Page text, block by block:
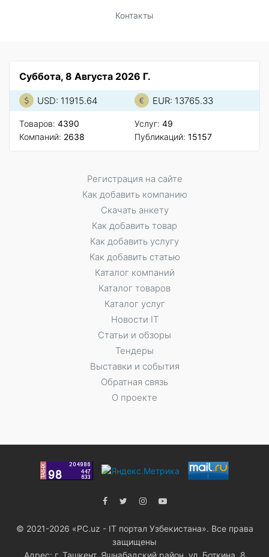
Контакты
Суббота, 8 Августа 2026 Г.
USD: 11915.64 EUR: 13765.33
Товаров: 4390
Компаний: 2638
Услуг: 49
Публикаций: 15157
Регистрация на сайте
Как добавить компанию
Скачать анкету
Как добавить товар
Как добавить услугу
Как добавить статью
Каталог компаний
Каталог товаров
Каталог услуг
Новости IT
Статьи и обзоры
Тендеры
Выставки и события
Обратная связь
О проекте
© 2021-2026 «PC.uz - IT портал Узбекистана». Все права
защищены